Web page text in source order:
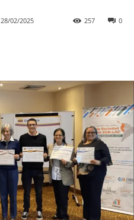
28/02/2025 0
257